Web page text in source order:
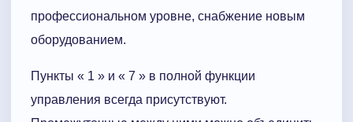
профессиональном уровне, снабжение новым
оборудованием.
Пункты « 1 » и « 7 » в полной функции
управления всегда присутствуют.